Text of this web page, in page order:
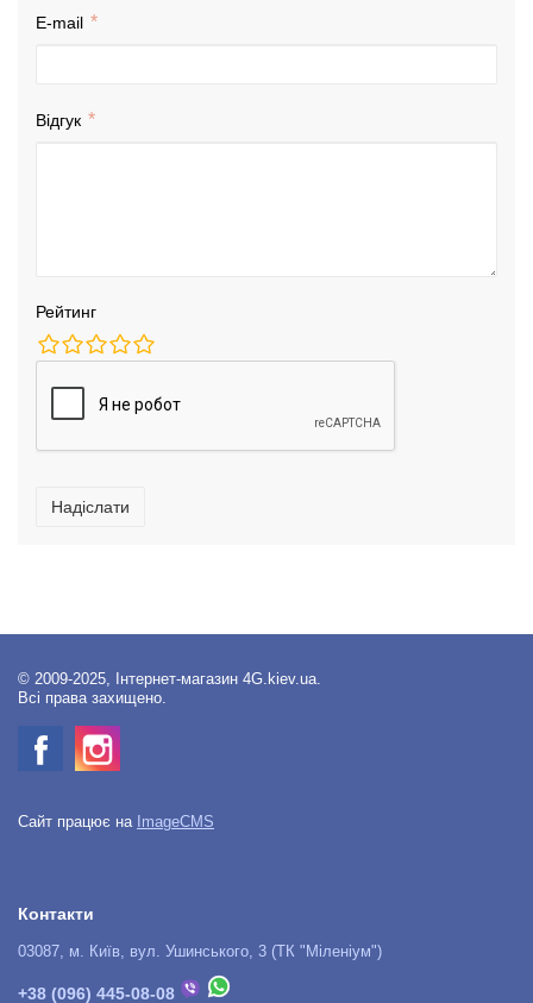
E-mail
Відгук
Рейтинг
Надіслати
© 2009-2025, Інтернет-магазин 4G.kiev.ua.
Всі права захищено.
Сайт працює на ImageCMS
Контакти
03087, м. Київ, вул. Ушинського, 3 (ТК "Міленіум")
+38 (096) 445-08-08